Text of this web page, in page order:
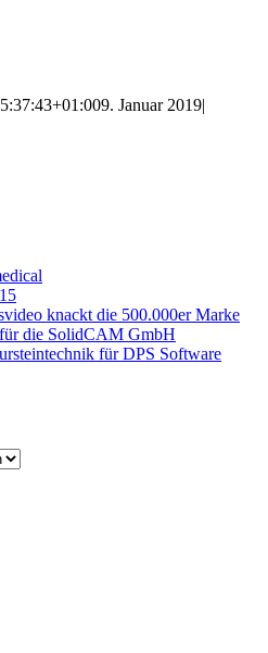
9. Januar 2019|
knackt die 500.000er Marke
die SolidCAM GmbH
für DPS Software